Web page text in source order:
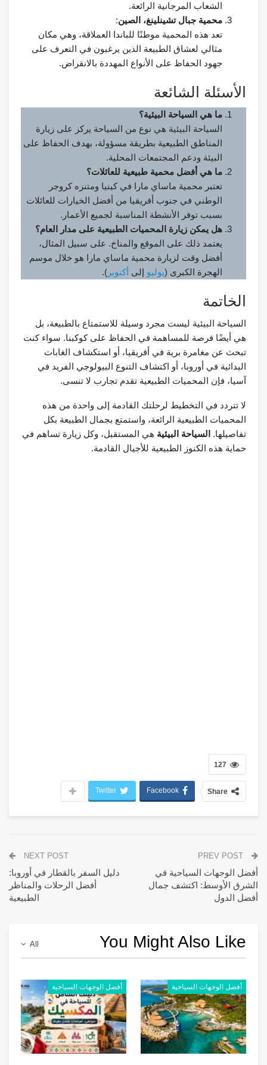
الشعاب المرجانية الرائعة.
محمية جبال تشينلينغ، الصين:
تعد هذه المحمية موطنًا للباندا العملاقة، وهي مكان
مثالي لعشاق الطبيعة الذين يرغبون في التعرف على
جهود الحفاظ على الأنواع المهددة بالانقراض.
الأسئلة الشائعة
ما هي السياحة البيئية؟
السياحة البيئية هي نوع من السياحة يركز على زيارة
المناطق الطبيعية بطريقة مسؤولة، بهدف الحفاظ على
البيئة ودعم المجتمعات المحلية.
ما هي أفضل محمية طبيعية للعائلات؟
تعتبر محمية ماساي مارا في كينيا ومتنزه كروجر
الوطني في جنوب أفريقيا من أفضل الخيارات للعائلات
بسبب توفر الأنشطة المناسبة لجميع الأعمار.
هل يمكن زيارة المحميات الطبيعية على مدار العام؟
يعتمد ذلك على الموقع والمناخ. على سبيل المثال،
أفضل وقت لزيارة محمية ماساي مارا هو خلال موسم
الهجرة الكبرى (يوليو إلى أكتوبر ).
الخاتمة
السياحة البيئية ليست مجرد وسيلة للاستمتاع بالطبيعة، بل
هي أيضًا فرصة للمساهمة في الحفاظ على كوكبنا. سواء كنت
تبحث عن مغامرة برية في أفريقيا، أو استكشاف الغابات
البدائية في أوروبا، أو اكتشاف التنوع البيولوجي الفريد في
آسيا، فإن المحميات الطبيعية تقدم تجارب لا تنسى.
لا تتردد في التخطيط لرحلتك القادمة إلى واحدة من هذه
المحميات الطبيعية الرائعة، واستمتع بجمال الطبيعة بكل
تفاصيلها. السياحة البيئية هي المستقبل، وكل زيارة تساهم في
حماية هذه الكنوز الطبيعية للأجيال القادمة.
127
Share
Facebook
Twitter
أفضل الوجهات السياحية في
الشرق الأوسط: اكتشف جمال
أفضل الدول
NEXT POST
دليل السفر بالقطار في أوروبا:
أفضل الرحلات والمناظر
الطبيعية
All You Might Also Like
أفضل الوجهات السياحية أفضل الوجهات السياحية